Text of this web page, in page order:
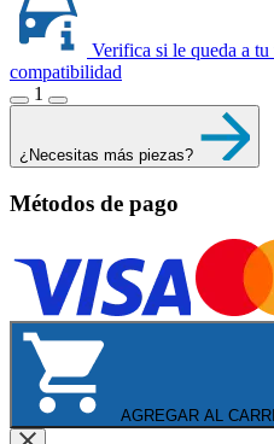
Verifica si le queda a
compatibilidad
1
¿Necesitas más piezas?
Métodos de pago
AGREGAR AL